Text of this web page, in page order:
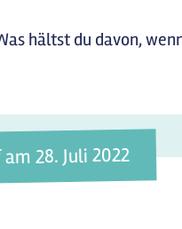
hältst du davon,
28. Juli 2022